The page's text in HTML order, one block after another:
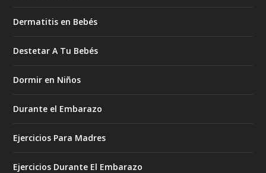
Dermatitis en Bebés
Destetar A Tu Bebés
Dormir en Niños
Durante el Embarazo
Ejercicios Para Madres
Ejercicios Durante El Embarazo